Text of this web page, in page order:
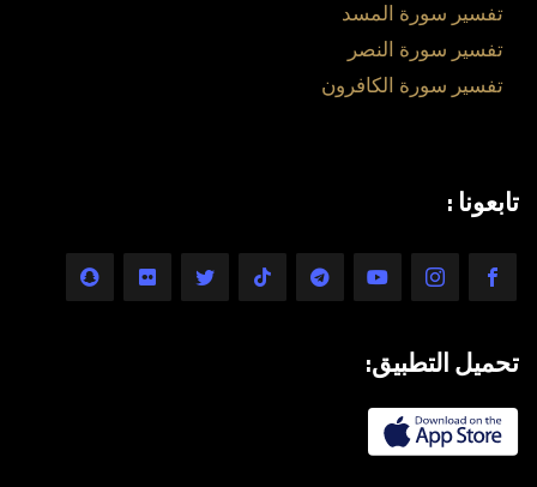
تفسير سورة المسد
تفسير سورة النصر
تفسير سورة الكافرون
تابعونا :
تحميل التطبيق: